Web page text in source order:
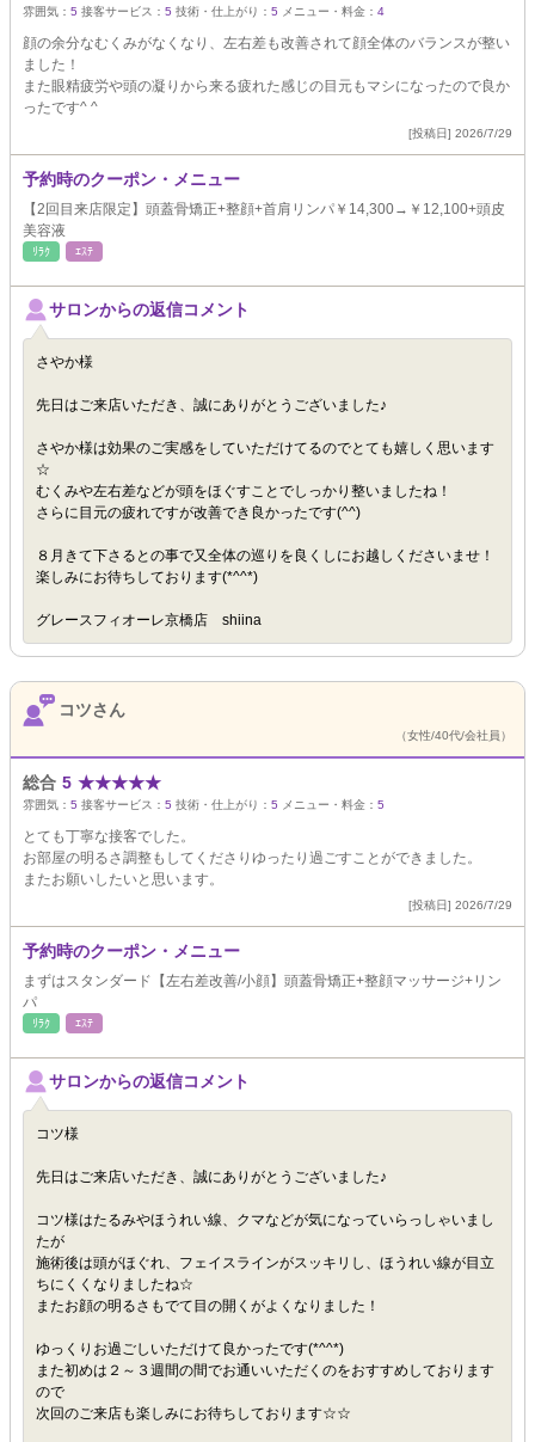
雰囲気： 5 接客サービス： 5 技術・仕上がり： 5 メニュー・料金： 4
顔の余分なむくみがなくなり、左右差も改善されて顔全体のバランスが整い
ました！
また眼精疲労や頭の凝りから来る疲れた感じの目元もマシになったので良か
ったです^ ^
[投稿日] 2026/7/29
予約時のクーポン・メニュー
【2回目来店限定】頭蓋骨矯正+整顔+首肩リンパ￥14,300→￥12,100+頭皮
美容液
ﾘﾗｸ ｴｽﾃ
サロンからの返信コメント
さやか様
先日はご来店いただき、誠にありがとうございました♪
さやか様は効果のご実感をしていただけてるのでとても嬉しく思います
☆
むくみや左右差などが頭をほぐすことでしっかり整いましたね！
さらに目元の疲れですが改善でき良かったです(^^)
８月きて下さるとの事で又全体の巡りを良くしにお越しくださいませ！
楽しみにお待ちしております(*^^*)
グレースフィオーレ京橋店 shiina
コツさん
（女性/40代/会社員）
総合 5 ★★★★★
雰囲気： 5 接客サービス： 5 技術・仕上がり： 5 メニュー・料金： 5
とても丁寧な接客でした。
お部屋の明るさ調整もしてくださりゆったり過ごすことができました。
またお願いしたいと思います。
[投稿日] 2026/7/29
予約時のクーポン・メニュー
まずはスタンダード【左右差改善/小顔】頭蓋骨矯正+整顔マッサージ+リン
パ
ﾘﾗｸ ｴｽﾃ
サロンからの返信コメント
コツ様
先日はご来店いただき、誠にありがとうございました♪
コツ様はたるみやほうれい線、クマなどが気になっていらっしゃいまし
たが
施術後は頭がほぐれ、フェイスラインがスッキリし、ほうれい線が目立
ちにくくなりましたね☆
またお顔の明るさもでて目の開くがよくなりました！
ゆっくりお過ごしいただけて良かったです(*^^*)
また初めは２～３週間の間でお通いいただくのをおすすめしております
ので
次回のご来店も楽しみにお待ちしております☆☆